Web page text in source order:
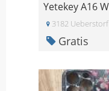
3182 Ueberstorf
Gratis